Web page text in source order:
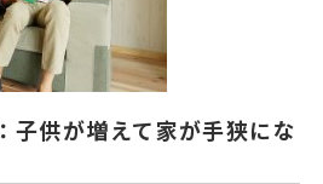
子供が増えて家が手狭にな